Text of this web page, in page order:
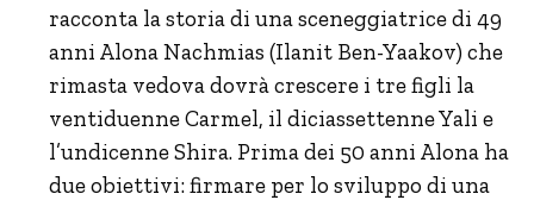
racconta la storia di una sceneggiatrice di 49
anni Alona Nachmias (Ilanit Ben-Yaakov) che
rimasta vedova dovrà crescere i tre figli la
ventiduenne Carmel, il diciassettenne Yali e
l’undicenne Shira. Prima dei 50 anni Alona ha
due obiettivi: firmare per lo sviluppo di una